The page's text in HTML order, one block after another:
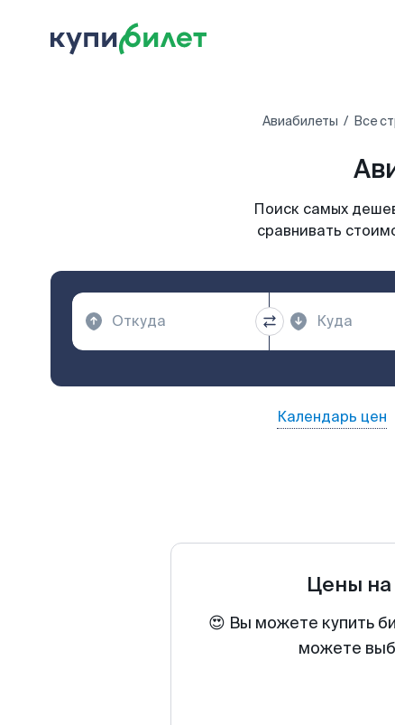
Авиабилеты Все
Поиск самых
сравнивать
Календарь цен
Цены
😍 Вы можете купить
можете